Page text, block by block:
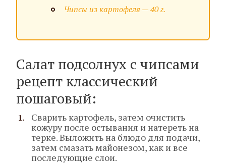
Чипсы из картофеля — 40 г.
Салат подсолнух с чипсами
рецепт классический
пошаговый:
Сварить картофель, затем очистить
кожуру после остывания и натереть на
терке. Выложить на блюдо для подачи,
затем смазать майонезом, как и все
последующие слои.